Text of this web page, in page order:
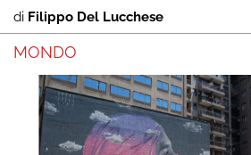
di Filippo Del Lucchese
MONDO